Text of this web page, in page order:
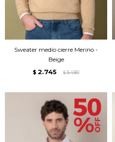
Sweater medio cierre Merino -
Beige
$ 2.745 $ 5.490